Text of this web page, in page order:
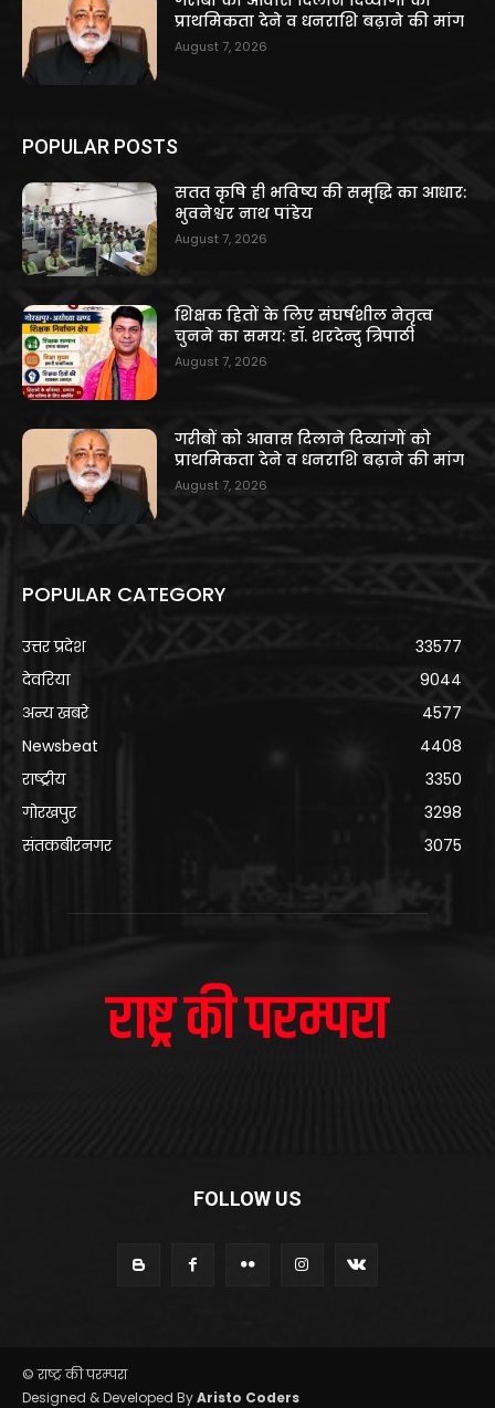
प्राथमिकता देने व धनराशि बढ़ाने की मांग
August 7, 2026
POPULAR POSTS
सतत कृषि ही भविष्य की समृद्धि का आधार:
भुवनेश्वर नाथ पांडेय
August 7, 2026
शिक्षक हितों के लिए संघर्षशील नेतृत्व
चुनने का समय: डॉ. शरदेन्दु त्रिपाठी
August 7, 2026
गरीबों को आवास दिलाने दिव्यांगों को
प्राथमिकता देने व धनराशि बढ़ाने की मांग
August 7, 2026
POPULAR CATEGORY
उत्तर प्रदेश
33577
देवरिया
9044
अन्य खबरे
4577
Newsbeat
4408
राष्ट्रीय
3350
गोरखपुर
3298
संतकबीरनगर
3075
FOLLOW US
© राष्ट्र की परम्परा
Designed & Developed ByAristo Coders